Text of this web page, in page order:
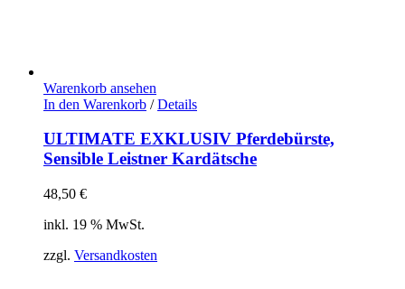
Warenkorb ansehen
In den Warenkorb / Details
ULTIMATE EXKLUSIV Pferdebürste,
Sensible Leistner Kardätsche
48,50 €
inkl. 19 % MwSt.
zzgl. Versandkosten